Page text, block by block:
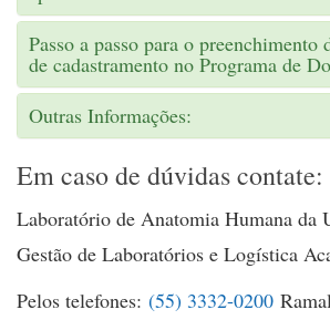
Passo a passo para o preenchimento
de cadastramento no Programa de
Outras Informações:
Em caso de dúvidas contate:
Laboratório de Anatomia Humana da
Gestão de Laboratórios e Logística
Pelos telefones: (55) 3332-0200